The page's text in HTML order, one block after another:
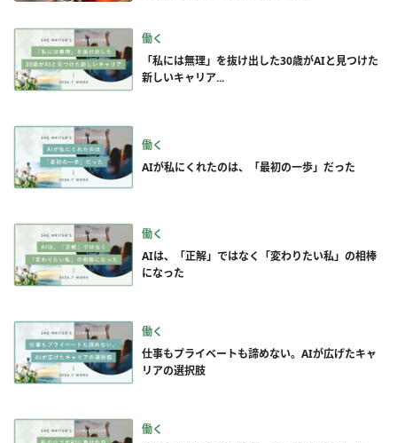
働く
「私には無理」を抜け出した30歳がAIと見つけた
新しいキャリア...
働く
AIが私にくれたのは、「最初の一歩」だった
働く
AIは、「正解」ではなく「変わりたい私」の相棒
になった
働く
仕事もプライベートも諦めない。AIが広げたキャ
リアの選択肢
働く